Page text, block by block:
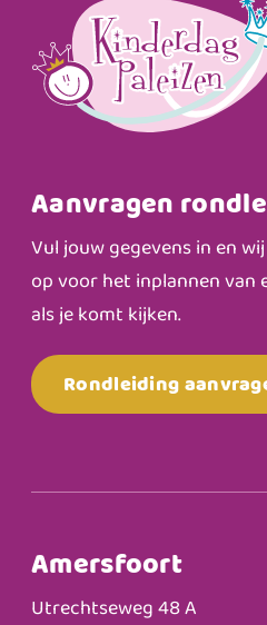
Aanvragen
Vul jouw gegevens in en
op voor het inplannen van
als je komt kijken.
Rondleiding
Amersfoort
Utrechtseweg 48 A